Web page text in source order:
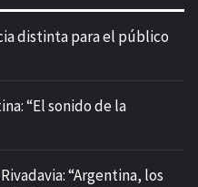
distinta para el público
“El sonido de la
“Argentina, los